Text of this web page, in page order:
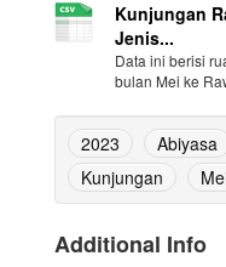
Kunjungan
Jenis...
Data ini berisi
bulan Mei ke
2023 Abiyasa
Kunjungan
Additional Info